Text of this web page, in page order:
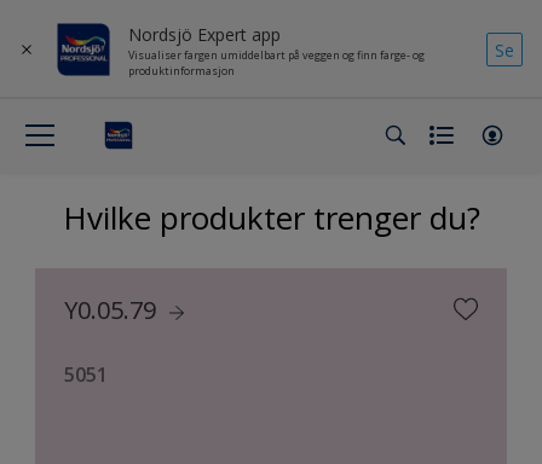
Nordsjö Expert app
Visualiser fargen umiddelbart på veggen og finn farge- og
produktinformasjon
Se
Hvilke produkter trenger du?
Y0.05.79
5051